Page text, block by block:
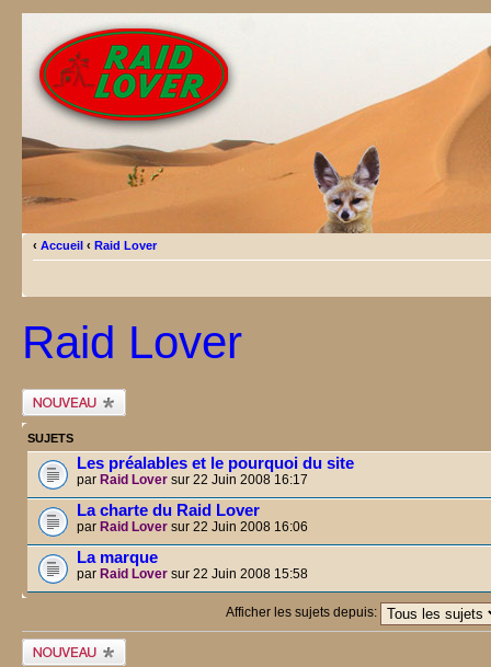
‹ Accueil ‹ Raid Lover
Raid Lover
Publier un
nouveau sujet
SUJETS
Les préalables et le pourquoi du site
par Raid Lover sur 22 Juin 2008 16:17
La charte du Raid Lover
par Raid Lover sur 22 Juin 2008 16:06
La marque
par Raid Lover sur 22 Juin 2008 15:58
Afficher les sujets depuis:
Publier un
nouveau sujet